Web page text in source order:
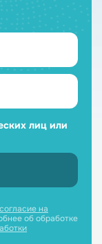
лиц или
согласие на
об обработке